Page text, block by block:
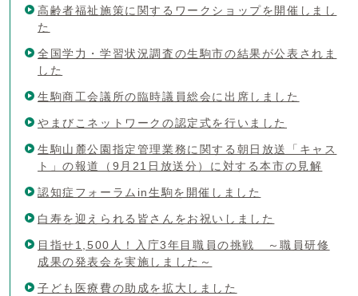
高齢者福祉施策に関するワークショップを開催しまし
た
全国学力・学習状況調査の生駒市の結果が公表されま
した
生駒商工会議所の臨時議員総会に出席しました
やまびこネットワークの認定式を行いました
生駒山麓公園指定管理業務に関する朝日放送「キャス
ト」の報道（9月21日放送分）に対する本市の見解
認知症フォーラムin生駒を開催しました
白寿を迎えられる皆さんをお祝いしました
目指せ1,500人！入庁3年目職員の挑戦 ～職員研修
成果の発表会を実施しました～
子ども医療費の助成を拡大しました